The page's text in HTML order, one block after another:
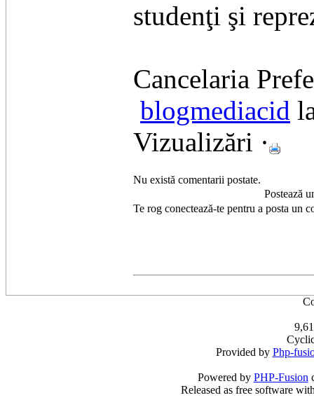
studenţi şi
Cancelaria
blogmediacid
Vizualizări ·
Nu există comentarii postate.
Postează
Te rog conectează-te pentru a posta un
Provided by Php-
Powered by PHP-Fusion
Released as free software